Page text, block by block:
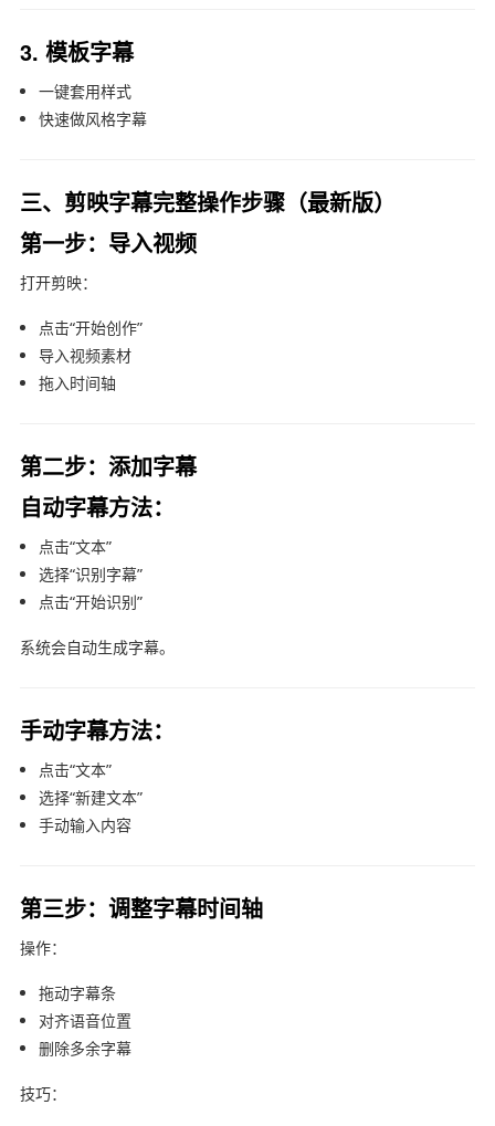
3. 模板字幕
一键套用样式
快速做风格字幕
三、剪映字幕完整操作步骤（最新版）
第一步：导入视频
打开剪映：
点击“开始创作”
导入视频素材
拖入时间轴
第二步：添加字幕
自动字幕方法：
点击“文本”
选择“识别字幕”
点击“开始识别”
系统会自动生成字幕。
手动字幕方法：
点击“文本”
选择“新建文本”
手动输入内容
第三步：调整字幕时间轴
操作：
拖动字幕条
对齐语音位置
删除多余字幕
技巧：